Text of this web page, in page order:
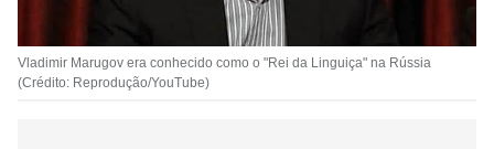
Vladimir Marugov era conhecido como o "Rei da Linguiça" na Rússia
(Crédito: Reprodução/YouTube)